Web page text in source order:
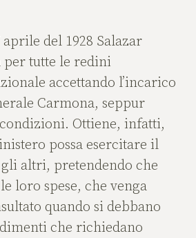
del 1928 Salazar
per tutte le redini
accettando l’incarico
Carmona, seppur
Ottiene, infatti,
possa esercitare il
altri, pretendendo che
loro spese, che venga
quando si debbano
che richiedano